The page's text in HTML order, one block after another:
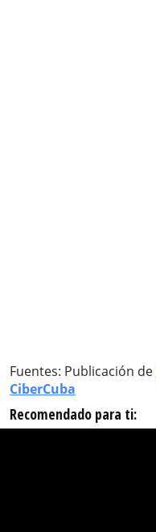
Fuentes: Publicación de
CiberCuba
Recomendado para ti: